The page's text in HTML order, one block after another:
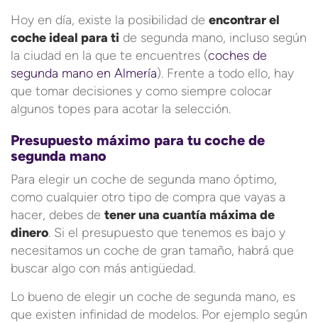
Hoy en día, existe la posibilidad de encontrar el
coche ideal para ti de segunda mano, incluso según
la ciudad en la que te encuentres (coches de
segunda mano en Almería). Frente a todo ello, hay
que tomar decisiones y como siempre colocar
algunos topes para acotar la selección.
Presupuesto máximo para tu coche de
segunda mano
Para elegir un coche de segunda mano óptimo,
como cualquier otro tipo de compra que vayas a
hacer, debes de tener una cuantía máxima de
dinero. Si el presupuesto que tenemos es bajo y
necesitamos un coche de gran tamaño, habrá que
buscar algo con más antigüedad.
Lo bueno de elegir un coche de segunda mano, es
que existen infinidad de modelos. Por ejemplo según